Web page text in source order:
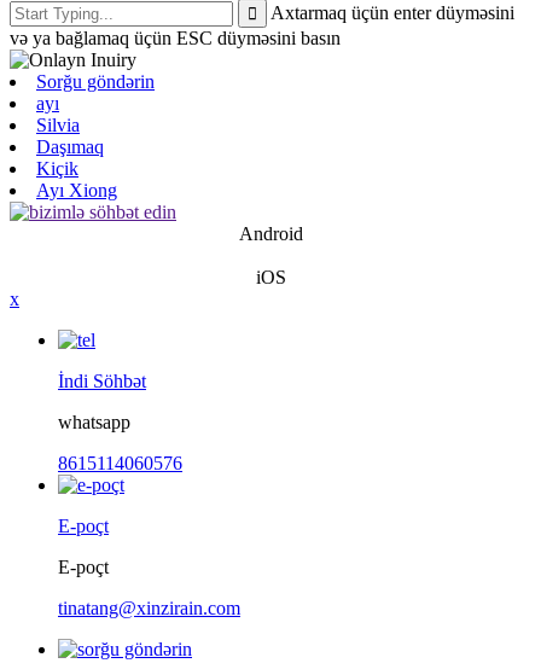
Axtarmaq üçün enter düyməsini
və ya bağlamaq üçün ESC düyməsini basın
Sorğu göndərin
ayı
Silvia
Daşımaq
Kiçik
Ayı Xiong
Android
iOS
x
İndi Söhbət
whatsapp
8615114060576
E-poçt
E-poçt
tinatang@xinzirain.com